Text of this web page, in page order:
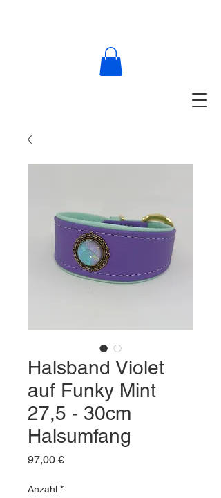
Halsband Violet
auf Funky Mint
27,5 - 30cm
Halsumfang
97,00 €Preis
Anzahl *